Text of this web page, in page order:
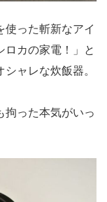
使った斬新なアイ
ロカの家電！」と
ャレな炊飯器。
拘った本気がいっ